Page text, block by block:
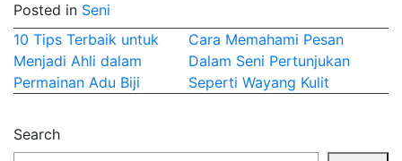
Posted in Seni
Post
navigation
10 Tips Terbaik untuk
Menjadi Ahli dalam
Permainan Adu Biji
Cara Memahami Pesan
Dalam Seni Pertunjukan
Seperti Wayang Kulit
Search